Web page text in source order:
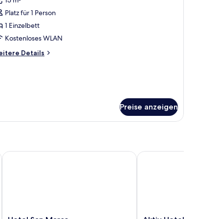
Platz für 1 Person
1 Einzelbett
Kostenloses WLAN
Details
Preise anzeigen
Hotel San Marco Aktiv Hotel Schweiger